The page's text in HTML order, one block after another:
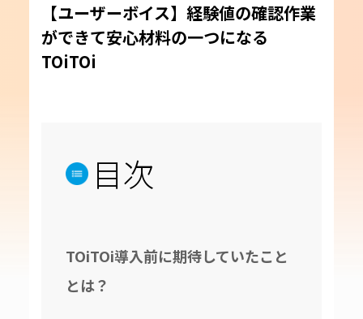
【ユーザーボイス】経験値の確認作業
ができて安心材料の一つになる
TOiTOi
目次
TOiTOi導入前に期待していたこと
とは？